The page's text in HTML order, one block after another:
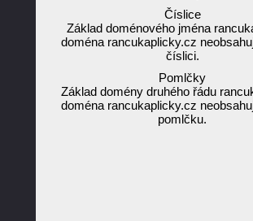
Číslice
Základ doménového jména
doména rancukaplicky.cz
číslici.
Pomlčky
Základ domény druhého řádu
doména rancukaplicky.cz
pomlčku.